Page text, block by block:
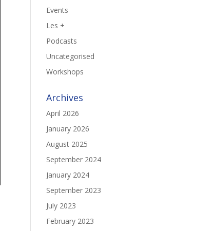
Events
Les +
Podcasts
Uncategorised
Workshops
Archives
April 2026
January 2026
August 2025
September 2024
January 2024
September 2023
July 2023
February 2023